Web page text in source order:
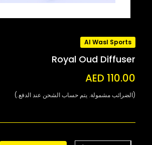
Al Wasl Sports
Royal Oud Diffuser
AED 110.00
(الضرائب مشمولة. يتم حساب الشحن عند الدفع.)